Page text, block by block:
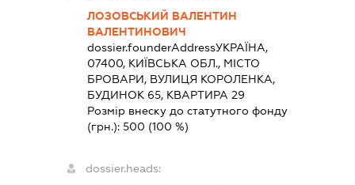
ЛОЗОВСЬКИЙ ВАЛЕНТИН
ВАЛЕНТИНОВИЧ
dossier.founderAddressУКРАЇНА,
07400, КИЇВСЬКА ОБЛ., МІСТО
БРОВАРИ, ВУЛИЦЯ КОРОЛЕНКА,
БУДИНОК 65, КВАРТИРА 29
Розмір внеску до статутного фонду
(грн.):500 (100 %)
dossier.heads: